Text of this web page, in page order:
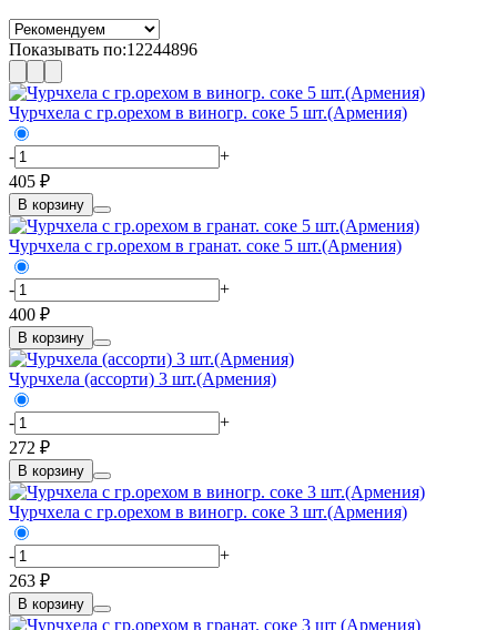
Показывать по:12244896
Чурчхела с гр.орехом в виногр. соке 5 шт.(Армения)
-
+
405 ₽
В корзину
Чурчхела с гр.орехом в гранат. соке 5 шт.(Армения)
-
+
400 ₽
В корзину
Чурчхела (ассорти) 3 шт.(Армения)
-
+
272 ₽
В корзину
Чурчхела с гр.орехом в виногр. соке 3 шт.(Армения)
-
+
263 ₽
В корзину